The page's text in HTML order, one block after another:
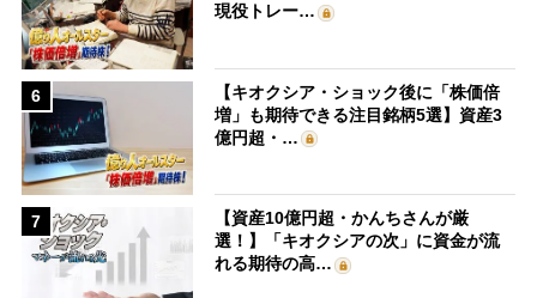
現役トレー…
6
【キオクシア・ショック後に「株価倍
増」も期待できる注目銘柄5選】資産3
億円超・…
7
【資産10億円超・かんちさんが厳
選！】「キオクシアの次」に資金が流
れる期待の高…